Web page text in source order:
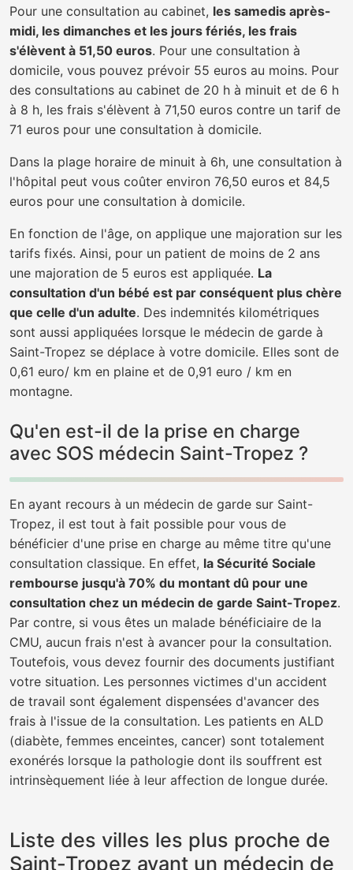
Pour une consultation au cabinet, les samedis après-
midi, les dimanches et les jours fériés, les frais
s'élèvent à 51,50 euros. Pour une consultation à
domicile, vous pouvez prévoir 55 euros au moins. Pour
des consultations au cabinet de 20 h à minuit et de 6 h
à 8 h, les frais s'élèvent à 71,50 euros contre un tarif de
71 euros pour une consultation à domicile.
Dans la plage horaire de minuit à 6h, une consultation à
l'hôpital peut vous coûter environ 76,50 euros et 84,5
euros pour une consultation à domicile.
En fonction de l'âge, on applique une majoration sur les
tarifs fixés. Ainsi, pour un patient de moins de 2 ans
une majoration de 5 euros est appliquée. La
consultation d'un bébé est par conséquent plus chère
que celle d'un adulte. Des indemnités kilométriques
sont aussi appliquées lorsque le médecin de garde à
Saint-Tropez se déplace à votre domicile. Elles sont de
0,61 euro/ km en plaine et de 0,91 euro / km en
montagne.
Qu'en est-il de la prise en charge
avec SOS médecin Saint-Tropez ?
En ayant recours à un médecin de garde sur Saint-
Tropez, il est tout à fait possible pour vous de
bénéficier d'une prise en charge au même titre qu'une
consultation classique. En effet, la Sécurité Sociale
rembourse jusqu'à 70% du montant dû pour une
consultation chez un médecin de garde Saint-Tropez.
Par contre, si vous êtes un malade bénéficiaire de la
CMU, aucun frais n'est à avancer pour la consultation.
Toutefois, vous devez fournir des documents justifiant
votre situation. Les personnes victimes d'un accident
de travail sont également dispensées d'avancer des
frais à l'issue de la consultation. Les patients en ALD
(diabète, femmes enceintes, cancer) sont totalement
exonérés lorsque la pathologie dont ils souffrent est
intrinsèquement liée à leur affection de longue durée.
Liste des villes les plus proche de
Saint-Tropez ayant un médecin de